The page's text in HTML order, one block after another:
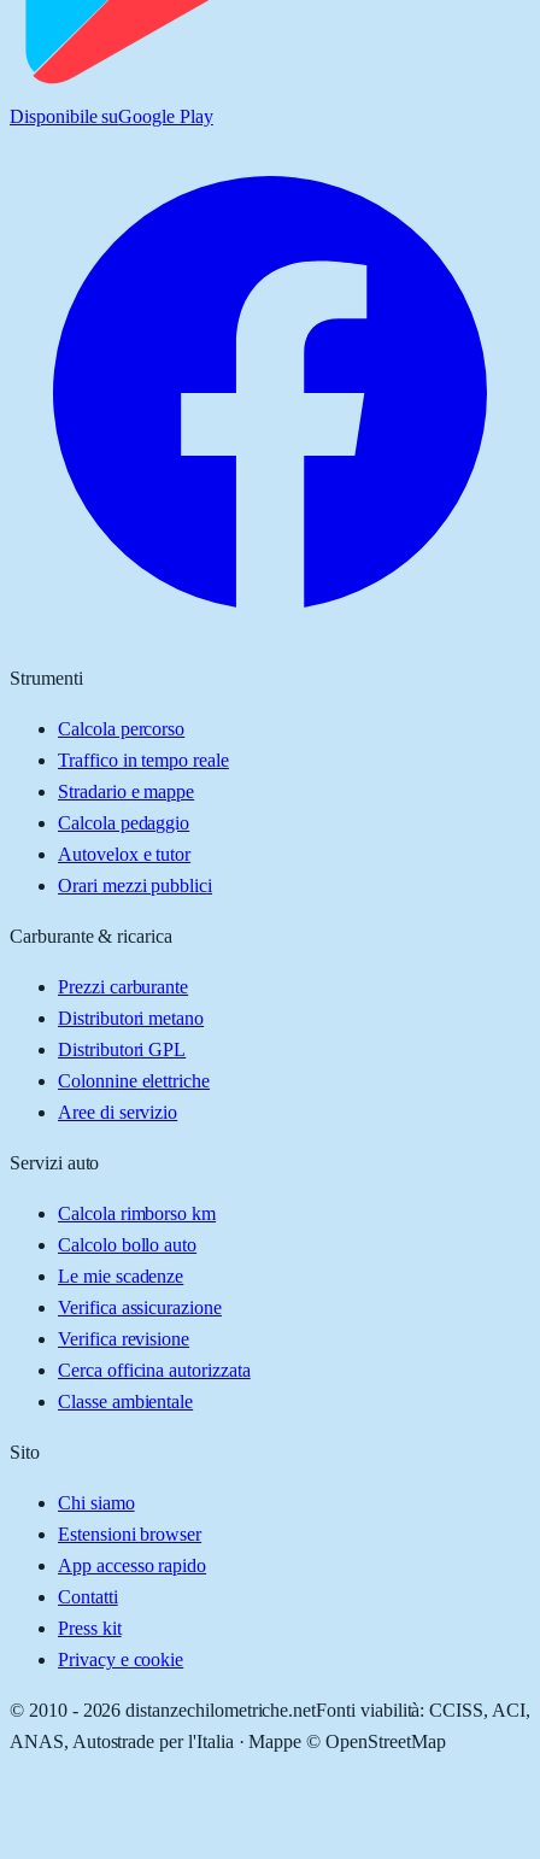
Disponibile suGoogle Play
Strumenti
Calcola percorso
Traffico in tempo reale
Stradario e mappe
Calcola pedaggio
Autovelox e tutor
Orari mezzi pubblici
Carburante & ricarica
Prezzi carburante
Distributori metano
Distributori GPL
Colonnine elettriche
Aree di servizio
Servizi auto
Calcola rimborso km
Calcolo bollo auto
Le mie scadenze
Verifica assicurazione
Verifica revisione
Cerca officina autorizzata
Classe ambientale
Sito
Chi siamo
Estensioni browser
App accesso rapido
Contatti
Press kit
Privacy e cookie
© 2010 - 2026 distanzechilometriche.netFonti viabilità: CCISS, ACI,
ANAS, Autostrade per l'Italia · Mappe © OpenStreetMap